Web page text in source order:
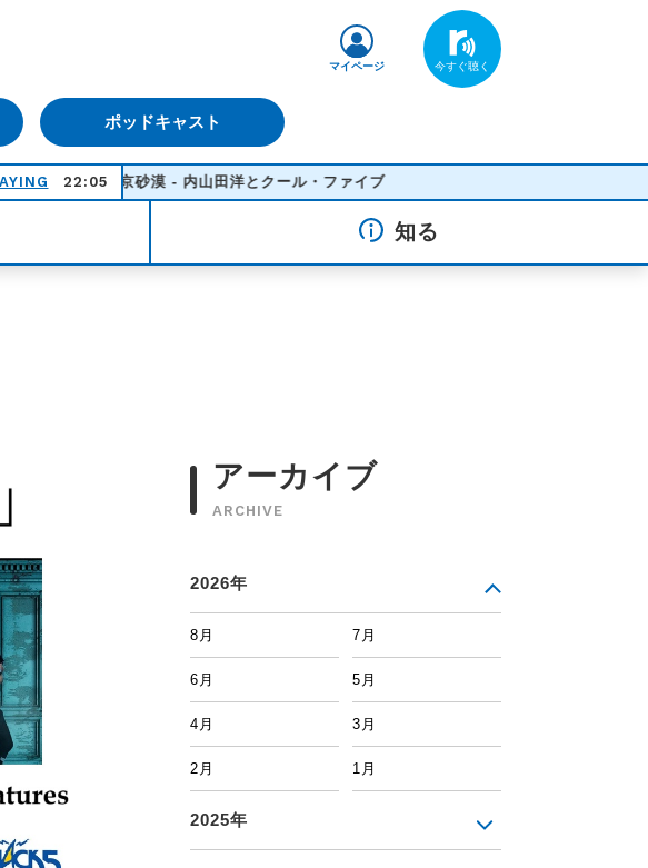
ポッドキャスト
マイページ
22:05
京砂漠 - 内山田洋とクール・ファイブ
知る
アーカイブ
ARCHIVE
2026年
8月 7月
6月 5月
4月 3月
2月 1月
2025年